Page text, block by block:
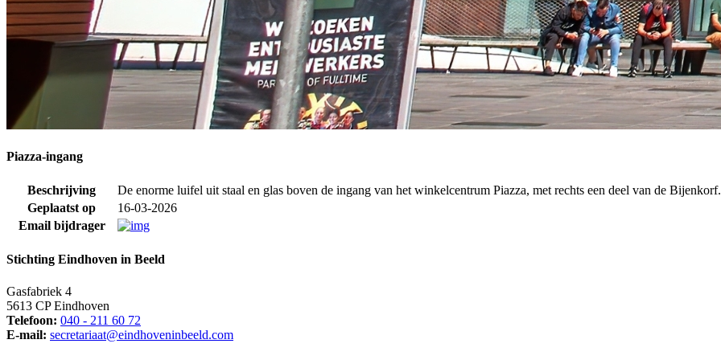
Piazza-ingang
Beschrijving
De enorme luifel uit staal en glas boven de ingang van het winkelcentrum Piazza, met rechts een deel van de
Geplaatst op
16-03-2026
Email bijdrager
Stichting Eindhoven in Beeld
Gasfabriek 4
5613 CP Eindhoven
Telefoon: 040 - 211 60 72
E-mail: secretariaat@eindhoveninbeeld.com